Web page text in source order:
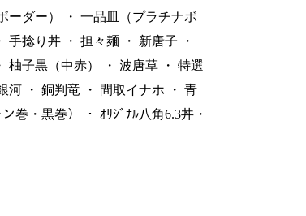
ーダー） ・ 一品皿（プラチナボ
手捻り丼 ・ 担々麺 ・ 新唐子
・
柚子黒（中赤） ・ 波唐草 ・ 特選
河 ・ 銅判竜 ・ 間取イナホ ・ 青
巻・黒巻） ・
ｵﾘｼﾞﾅﾙ八角6.3丼・